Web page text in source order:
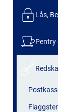
Lås,
Pentry